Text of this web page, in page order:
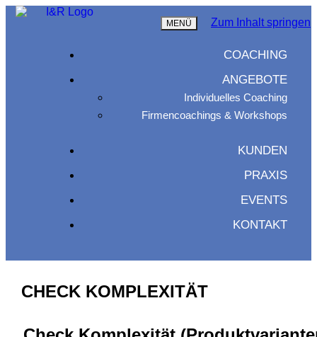
MENÜ Zum Inhalt springen
COACHING
ANGEBOTE
Individuelles Coaching
Firmencoachings & Workshops
KUNDEN
PRAXIS
EVENTS
KONTAKT
CHECK KOMPLEXITÄT